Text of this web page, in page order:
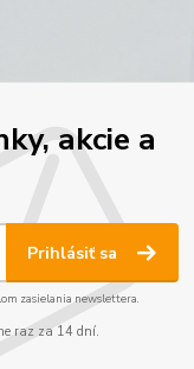
akcie a
Prihlásiť sa
zasielania newslettera.
raz za 14 dní.